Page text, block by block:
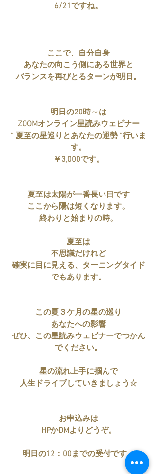
6/21ですね。
ここで、自分自身
あなたの向こう側にある世界と
バランスを再びとるターンが明日。
明日の20時～は
ZOOMオンライン星読みウェビナー
“ 夏至の星巡りとあなたの運勢 “行いま
す。
￥3,000です。
夏至は太陽が一番長い日です
ここから陽は短くなります。
終わりと始まりの時。
夏至は
不思議だけれど
確実に目に見える、ターニングタイド
でもあります。
この夏３ケ月の星の巡り
あなたへの影響
ぜひ、この星読みウェビナーでつかん
でください。
星の流れ上手に掴んで
人生ドライブしていきましょう☆
お申込みは
HPかDMよりどうぞ。
明日の12：00までの受付です。